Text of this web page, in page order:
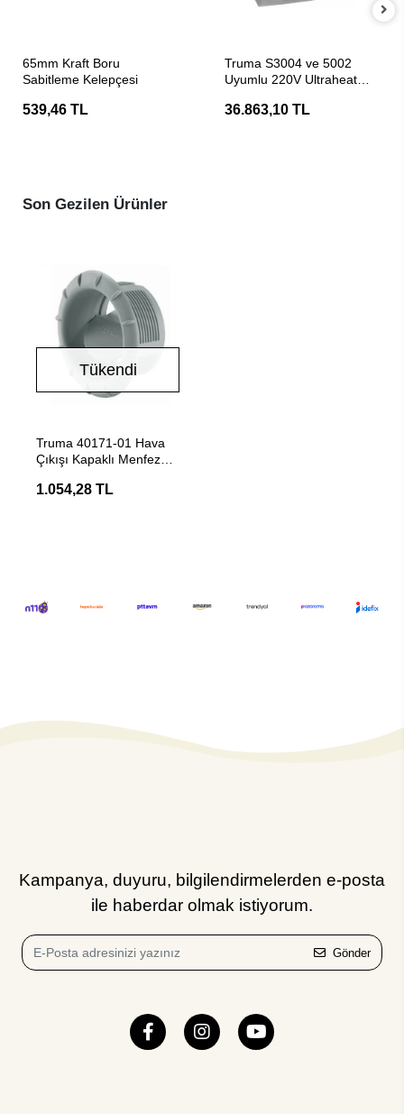
65mm Kraft Boru
Sabitleme Kelepçesi
539,46 TL
Truma S3004 ve 5002
Uyumlu 220V Ultraheat
36.863,10 TL
Son Gezilen Ürünler
Tükendi
Truma 40171-01 Hava
Çıkışı Kapaklı Menfez
1.054,28 TL
Kampanya, duyuru, bilgilendirmelerden e-posta
ile haberdar olmak istiyorum.
Gönder